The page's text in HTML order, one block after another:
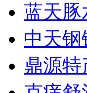
蓝天豚
中天钢
鼎源特